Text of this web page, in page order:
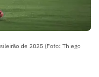
de 2025 (Foto: Thiego